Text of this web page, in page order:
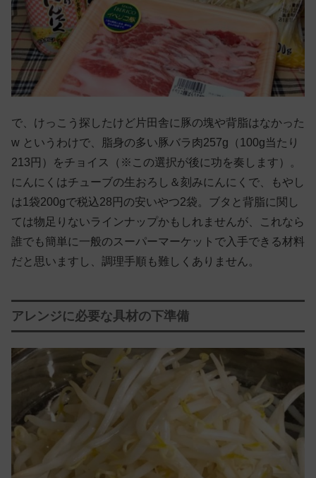
で、けっこう探したけど片田舎に豚の塊や背脂はなかった
w というわけで、脂身の多い豚バラ肉257g（100g当たり
213円）をチョイス（※この選択が後に功を奏します）。
にんにくはチューブの生おろし＆刻みにんにくで、もやし
は1袋200gで税込28円の安いやつ2袋。ブタと背脂に関し
ては物足りないラインナップかもしれませんが、これなら
誰でも簡単に一般のスーパーマーケットで入手できる材料
だと思いますし、調理手順も難しくありません。
アレンジに必要な具材の下準備